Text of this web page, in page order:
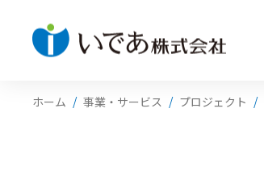
ホーム 事業・サービス プロジェクト